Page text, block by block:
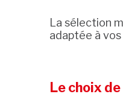
La sélection
adaptée à
Le choix